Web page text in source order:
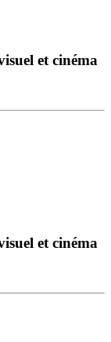
et cinéma
et cinéma